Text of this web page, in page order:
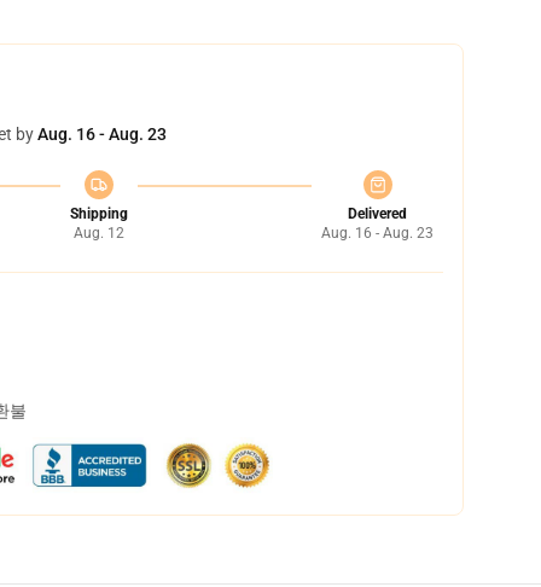
byAug. 16 - Aug. 23
Shipping
Aug. 12
Delivered
Aug. 16 - Aug. 23
불